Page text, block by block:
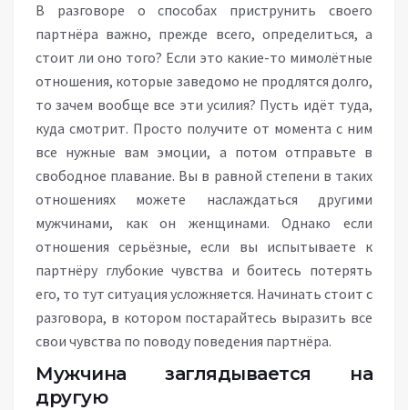
В разговоре о способах приструнить своего
партнёра важно, прежде всего, определиться, а
стоит ли оно того? Если это какие-то мимолётные
отношения, которые заведомо не продлятся долго,
то зачем вообще все эти усилия? Пусть идёт туда,
куда смотрит. Просто получите от момента с ним
все нужные вам эмоции, а потом отправьте в
свободное плавание. Вы в равной степени в таких
отношениях можете наслаждаться другими
мужчинами, как он женщинами. Однако если
отношения серьёзные, если вы испытываете к
партнёру глубокие чувства и боитесь потерять
его, то тут ситуация усложняется. Начинать стоит с
разговора, в котором постарайтесь выразить все
свои чувства по поводу поведения партнёра.
Мужчина заглядывается на
другую